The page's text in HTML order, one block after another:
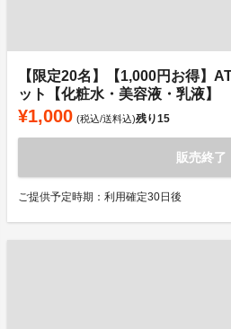
【限定20名】【1,000円お得】
ット【化粧水・美容液・乳液】
¥1,000 (税込/送料込)残り15
販売終了
ご提供予定時期：利用確定30日後